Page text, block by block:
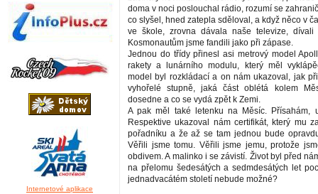
Internetové aplikace
doma v noci poslouchal rádio, rozumí se
co slyšel, hned zatepla sděloval, a když něco v
ve škole, zrovna dávala naše televize,
Kosmonautům jsme fandili jako při zápase.
Jednou do třídy přinesl asi metrový model
rakety a lunárního modulu, který měl
model byl rozkládací a on nám ukazoval, jak
vyhořelé stupně, jaká část oblétá kolem
dosedne a co se vydá zpět k Zemi.
A pak měl také letenku na Měsíc. Přísahám,
Respektive ukazoval nám certifikát, který mu
pořadníku a že až se tam jednou bude
Věřili jsme tomu. Věřili jsme jemu, protože
obdivem. A malinko i se závistí. Život byl před
na přelomu šedesátých a sedmdesátých let
jednadvacátém století nebude možné?